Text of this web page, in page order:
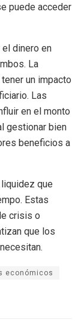
puede acceder
dinero en
La
un impacto
Las
en el monto
gestionar bien
beneficios a
que
Estas
crisis o
que los
económicos